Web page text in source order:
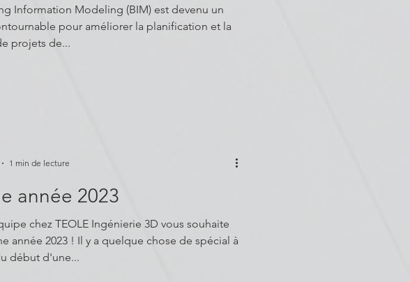
Modeling (BIM) est devenu un
pour améliorer la planification et la
projets de...
année 2023
chez TEOLE Ingénierie 3D vous souhaite
année 2023 ! Il y a quelque chose de spécial à
début d'une...
1 min de lecture